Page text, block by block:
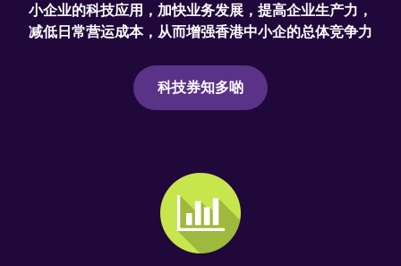
小企业的科技应用，加快业务发展，提高企业生产力，
减低日常营运成本，从而增强香港中小企的总体竞争力
科技券知多啲